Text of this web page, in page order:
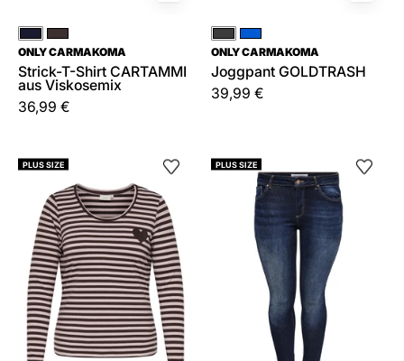
BlauBraun
ONLY CARMAKOMA
Strick-T-Shirt CARTAMMI
aus Viskosemix
36,99 €
BraunBlau
ONLY CARMAKOMA
Joggpant GOLDTRASH
39,99 €
Langarmshirt
CARBODIL
gestreift
PLUS SIZE
Skinny
Fit
PLUS SIZE